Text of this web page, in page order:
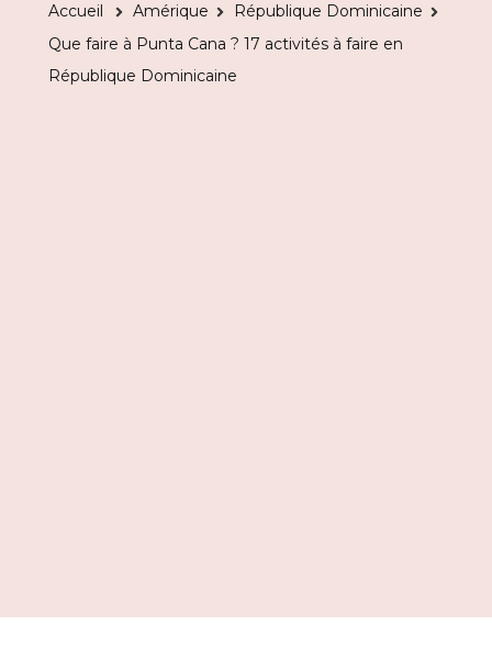
Accueil Amérique
République Dominicaine
Que faire à Punta Cana ? 17 activités à faire en
République Dominicaine